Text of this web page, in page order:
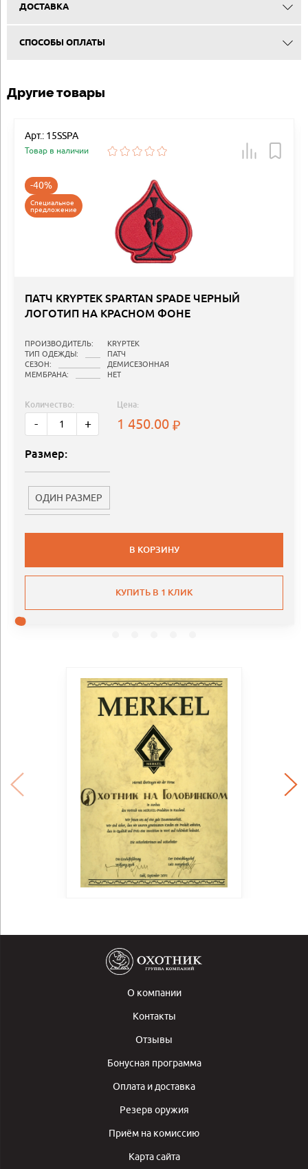
ДОСТАВКА
СПОСОБЫ ОПЛАТЫ
Другие товары
Арт.: 15SSPA
Товар в наличии
-40%
Специальное
предложение
ПАТЧ KRYPTEK SPARTAN SPADE ЧЕРНЫЙ
ЛОГОТИП НА КРАСНОМ ФОНЕ
ПРОИЗВОДИТЕЛЬ:
KRYPTEK
ТИП ОДЕЖДЫ:
ПАТЧ
СЕЗОН:
ДЕМИСЕЗОННАЯ
МЕМБРАНА:
НЕТ
Количество:
- +
Цена:
1 450.00
Размер:
ОДИН РАЗМЕР
В КОРЗИНУ
КУПИТЬ В 1 КЛИК
О компании
Контакты
Отзывы
Бонусная программа
Оплата и доставка
Резерв оружия
Приём на комиссию
Карта сайта